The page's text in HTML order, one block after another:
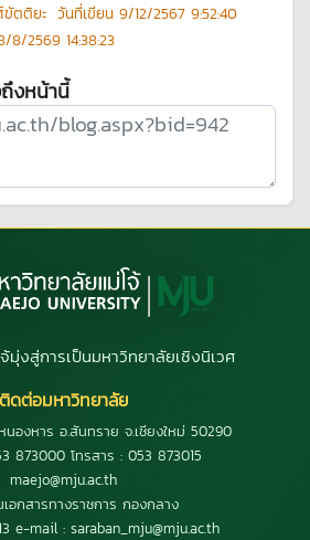
ตติยะ วันที่เขียน 9/12/2567 9:52:40
8/2569 14:38:23
งหน้านี้
มุ่งสู่การเป็นมหาวิทยาลัยเชิงนิเวศ
ติดต่อมหาวิทยาลัย
องหาร อ.สันทราย จ.เชียงใหม่ 50290
873000 โทรสาร : 053 873015
maejo@mju.ac.th
อกสารทางราชการ กองกลาง
e-mail : saraban_mju@mju.ac.th